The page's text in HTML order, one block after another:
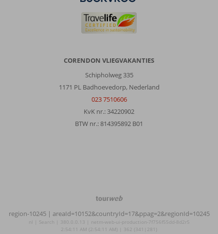
CORENDON VLIEGVAKANTIES
Schipholweg 335
1171 PL Badhoevedorp, Nederland
023 7510606
KvK nr.: 34220902
BTW nr.: 814395892 B01
TourWeb
©
NetMatch
region-10245 | areaId=10152&countryId=17&ppag=2&regionId=10245
nl | Search | 380.0.0.13 | netm-web-ui-production-7f756f55dd-8d2r5
2:54:11 AM (2:54:11 AM) | 362 (341|281)